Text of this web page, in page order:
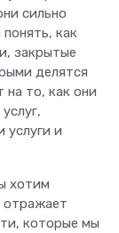
сильно
как
закрытые
делятся
на то, как они
услуги и
хотим
отражает
которые мы